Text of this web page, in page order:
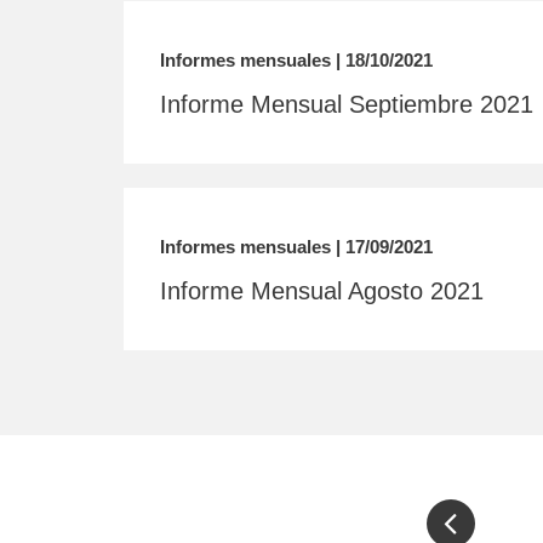
Informes mensuales | 18/10/2021
Informe Mensual Septiembre 2021
Informes mensuales | 17/09/2021
Informe Mensual Agosto 2021